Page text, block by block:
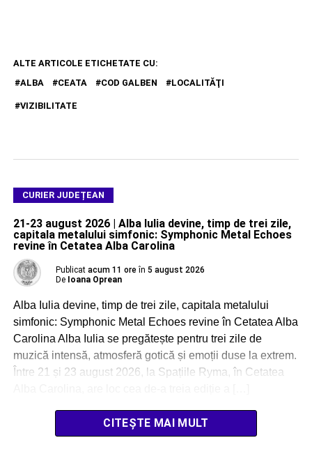
ALTE ARTICOLE ETICHETATE CU:
ALBA
CEATA COD GALBEN LOCALITĂŢI
VIZIBILITATE
CURIER JUDEȚEAN
21-23 august 2026 | Alba Iulia devine, timp de trei zile,
capitala metalului simfonic: Symphonic Metal Echoes
revine în Cetatea Alba Carolina
Publicat acum 11 ore în 5 august 2026
De Ioana Oprean
Alba Iulia devine, timp de trei zile, capitala metalului
simfonic: Symphonic Metal Echoes revine în Cetatea Alba
Carolina Alba Iulia se pregătește pentru trei zile de
muzică intensă, atmosferă gotică și emoții duse la extrem.
Între 21 și 23 august 2026, la Spațiile Ryma, în Cetatea
CITEȘTE MAI MULT